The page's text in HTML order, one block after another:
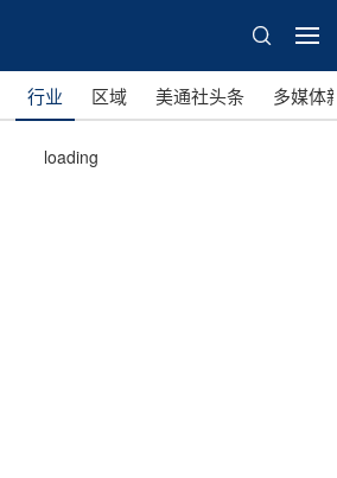
行业 区域 美通社头条 多媒体
loading